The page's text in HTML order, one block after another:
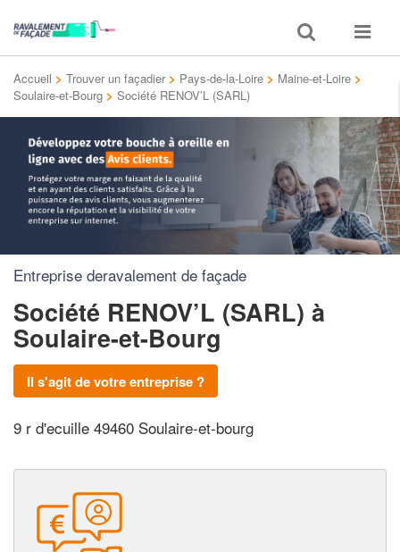
Toggle
search
Toggle
Accueil > Trouver un façadier > Pays-de-la-Loire > Maine-et-Loire >
Soulaire-et-Bourg > Société RENOV’L (SARL)
Entreprise deravalement de façade
Société RENOV’L (SARL) à
Soulaire-et-Bourg
Il s'agit de votre entreprise ?
9 r d'ecuille 49460 Soulaire-et-bourg